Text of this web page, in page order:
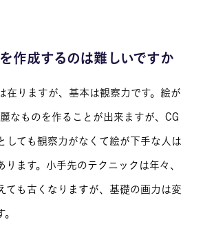
作成するのは難しいですか
在りますが、基本は観察力です。絵が
なものを作ることが出来ますが、CG
しても観察力がなくて絵が下手な人は
ります。小手先のテクニックは年々、
ても古くなりますが、基礎の画力は変